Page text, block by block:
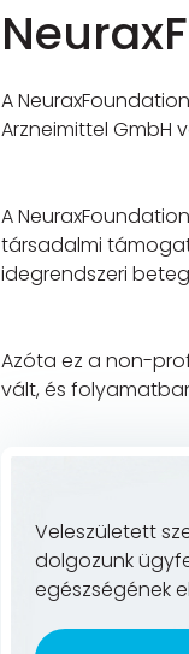
A
Arzneimittel GmbH
A
társadalmi
idegrendszeri
Azóta ez a non-
vált, és
Veleszületett
dolgozunk
egészségének